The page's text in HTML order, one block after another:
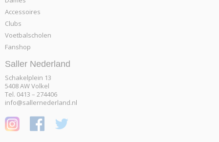
Accessoires
Clubs
Voetbalscholen
Fanshop
Saller Nederland
Schakelplein 13
5408 AW Volkel
Tel. 0413 – 274406
info@sallernederland.nl